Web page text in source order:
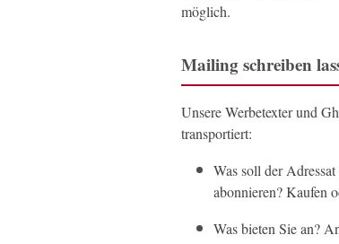
möglich.
Mailing schreiben
Unsere Werbetexter und
transportiert:
Was soll der
abonnieren? Kaufen
Was bieten Sie an?